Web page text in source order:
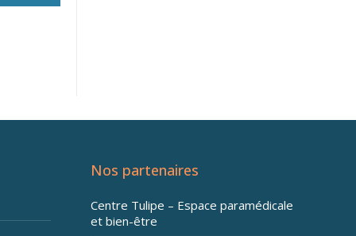
Nos partenaires
Centre Tulipe – Espace paramédicale
et bien-être